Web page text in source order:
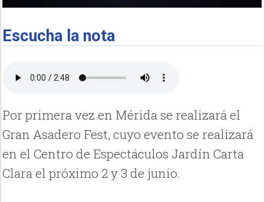
Escucha la nota
Por primera vez en Mérida se realizará el
Gran Asadero Fest, cuyo evento se realizará
en el Centro de Espectáculos Jardín Carta
Clara el próximo 2 y 3 de junio.